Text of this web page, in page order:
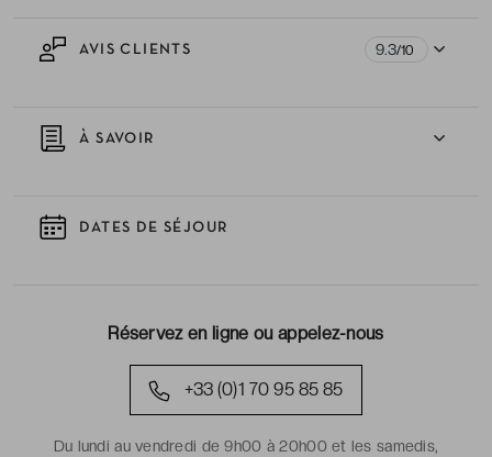
AVIS CLIENTS 9.3/10
À SAVOIR
DATES DE SÉJOUR
Réservez en ligne ou appelez-nous
+33 (0)1 70 95 85 85
Du lundi au vendredi de 9h00 à 20h00 et les samedis,